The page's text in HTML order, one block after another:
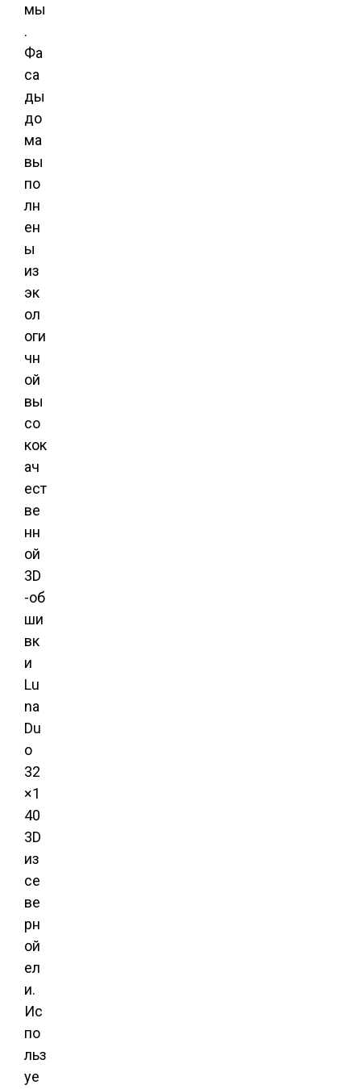
мы
.
Фа
са
ды
до
ма
вы
по
лн
ен
ы
из
эк
ол
оги
чн
ой
вы
со
кок
ач
ест
ве
нн
ой
3D
-об
ши
вк
и
Lu
na
Du
o
32
×1
40
3D
из
се
ве
рн
ой
ел
и.
Ис
по
льз
уе